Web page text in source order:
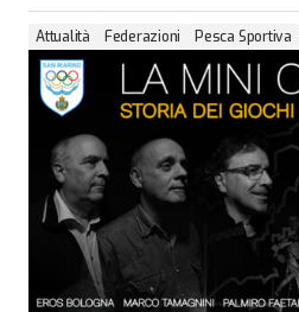
Attualità Federazioni Pesca Sportiva